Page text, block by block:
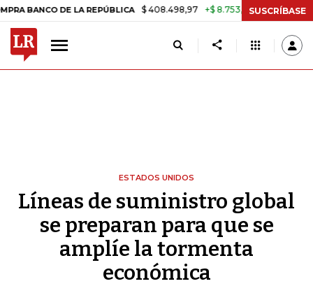
DE LA REPÚBLICA $ 408.498,97 +$ 8.753,81 +2,19% TASA DE
SUSCRÍBASE
ESTADOS UNIDOS
Líneas de suministro global
se preparan para que se
amplíe la tormenta
económica